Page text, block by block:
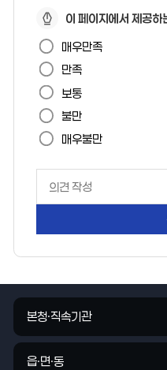
페
이
지
만
족
도
이 페이지에서 제공
매우만족
만족
보통
불만
매우불만
평
가
입
력
관
기
본청·직속기관
읍·면·동